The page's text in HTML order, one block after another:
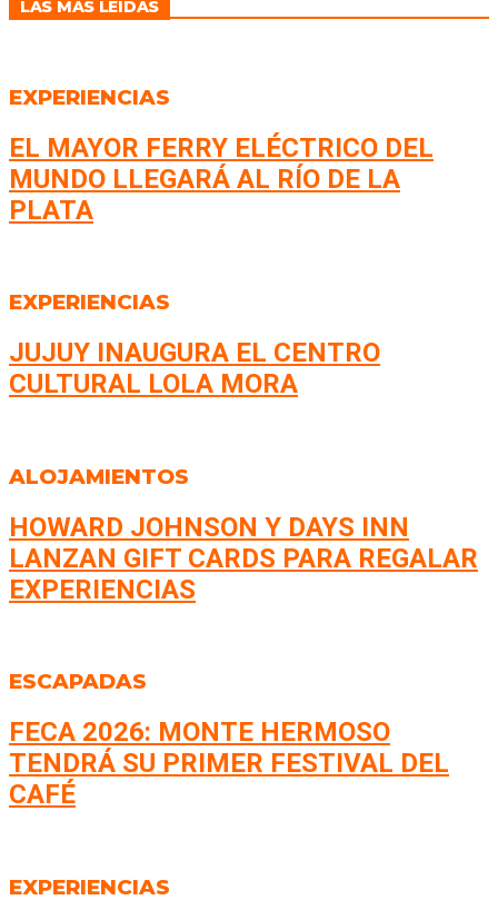
LAS MÁS LEÍDAS
EXPERIENCIAS
EL MAYOR FERRY ELÉCTRICO DEL
MUNDO LLEGARÁ AL RÍO DE LA
PLATA
EXPERIENCIAS
JUJUY INAUGURA EL CENTRO
CULTURAL LOLA MORA
ALOJAMIENTOS
HOWARD JOHNSON Y DAYS INN
LANZAN GIFT CARDS PARA REGALAR
EXPERIENCIAS
ESCAPADAS
FECA 2026: MONTE HERMOSO
TENDRÁ SU PRIMER FESTIVAL DEL
CAFÉ
EXPERIENCIAS